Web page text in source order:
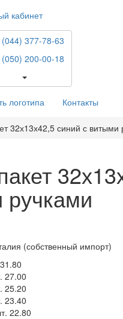
кабинет
(044) 377-78-63
(050) 200-00-18
логотипа Контакты
32х13х42,5 синий с витыми
(собственный импорт)
31.80
27.00
25.20
23.40
22.80